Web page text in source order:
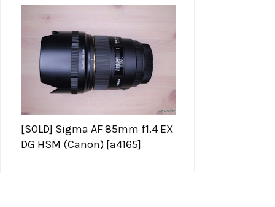
[SOLD] Sigma AF 85mm f1.4 EX
DG HSM (Canon) [a4165]